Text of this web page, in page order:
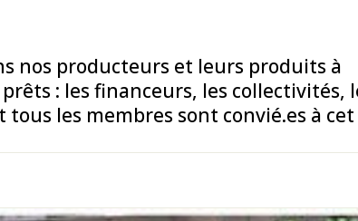
nos producteurs et leurs produits à
: les financeurs, les collectivités,
les membres sont convié.es à cet